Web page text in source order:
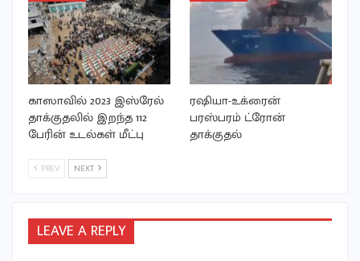
காஸாவில் 2023 இஸ்ரேல்
தாக்குதலில் இறந்த 112
பேரின் உடல்கள் மீட்பு
ரஷியா-உக்ரைன்
பரஸ்பரம் ட்ரோன்
தாக்குதல்
PREV NEXT
LEAVE A REPLY